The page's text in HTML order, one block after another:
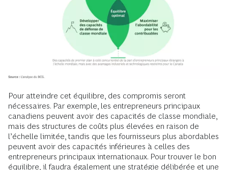
Pour atteindre cet équilibre, des compromis seront
nécessaires. Par exemple, les entrepreneurs principaux
canadiens peuvent avoir des capacités de classe mondiale,
mais des structures de coûts plus élevées en raison de
l’échelle limitée, tandis que les fournisseurs plus abordables
peuvent avoir des capacités inférieures à celles des
entrepreneurs principaux internationaux. Pour trouver le bon
équilibre, il faudra également une stratégie délibérée et une